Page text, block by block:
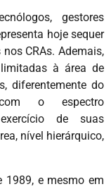
gestores
hoje sequer
CRAs. Ademais,
à área de
diferentemente do
o espectro
de suas
nível hierárquico,
1989, e mesmo em